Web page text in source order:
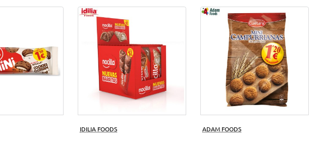
IDILIA FOODS ADAM FOODS